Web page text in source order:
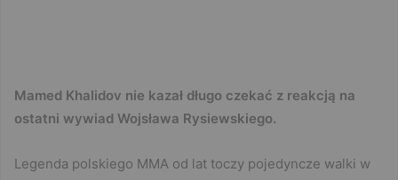
Mamed Khalidov nie kazał długo czekać z reakcją na
ostatni wywiad Wojsława Rysiewskiego.
Legenda polskiego MMA od lat toczy pojedyncze walki w